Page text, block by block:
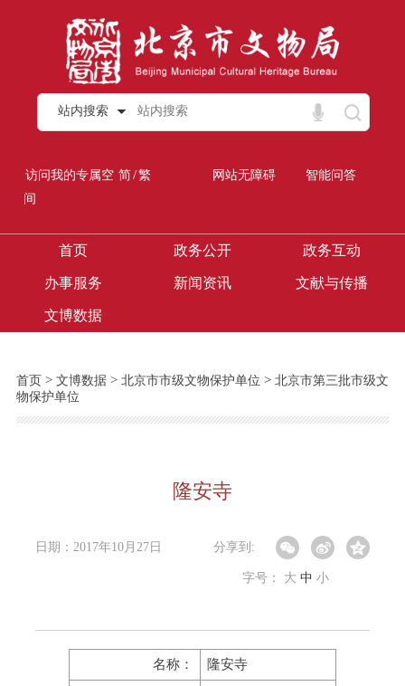
站内搜索
访问我的专属空
间
简/繁 网站无障碍 智能问答
首页 政务公开 政务互动
办事服务 新闻资讯 文献与传播
文博数据
首页> 文博数据> 北京市市级文物保护单位 > 北京市第三批市级文
物保护单位
隆安寺
日期：2017年10月27日 分享到:
字号： 大 中 小
名称： 隆安寺